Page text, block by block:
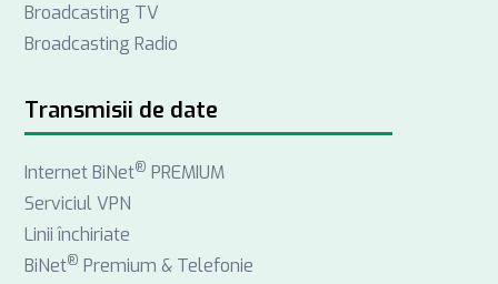
b
o
k
e
d
n
a
g
a
m
Broadcasting TV
Broadcasting Radio
Transmisii de date
Internet BiNet® PREMIUM
Serviciul VPN
Linii închiriate
BiNet® Premium & Telefonie